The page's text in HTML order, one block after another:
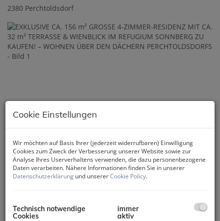
2380 Perchtoldsdorf
Cookie Einstellungen
Wir möchten auf Basis Ihrer (jederzeit widerrufbaren) Einwilligung
Cookies zum Zweck der Verbesserung unserer Website sowie zur
Analyse Ihres Userverhaltens verwenden, die dazu personenbezogene
Daten verarbeiten. Nähere Informationen finden Sie in unserer
Datenschutzerklärung und unsererCookie Policy.
Technisch notwendige
Cookies
immer
aktiv